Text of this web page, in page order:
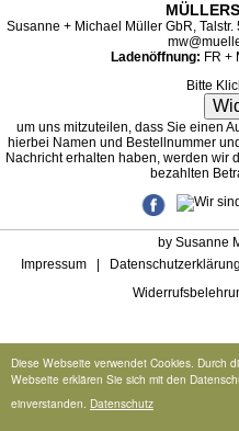
Diese Webseite verwendet Cookies. Durch
Webseite erklären Sie sich mit den
einverstanden. Datenschutz
Susanne + Michael Müller GbR,
Ladenöffnung: FR +
Bitte
um uns mitzuteilen, dass Sie einen
hierbei Namen und Bestellnummer
Nachricht erhalten haben, werden wir
bezahlten
by Susanne
Impressum
Datenschutzerklärung